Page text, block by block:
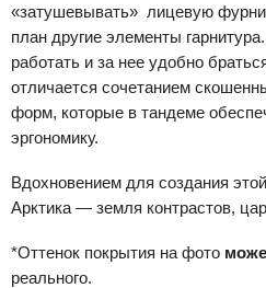
«затушевывать» лицевую
план другие элементы
работать и за нее удобно
отличается сочетанием
форм, которые в тандеме
эргономику.
Вдохновением для создания
Арктика — земля контрастов,
*Оттенок покрытия на фото
реального.